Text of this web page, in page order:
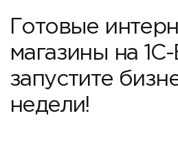
Готовые
магазины на
запустите
недели!